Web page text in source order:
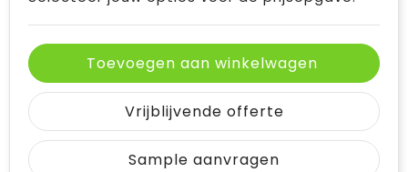
Toevoegen aan winkelwagen
Vrijblijvende offerte
Sample aanvragen